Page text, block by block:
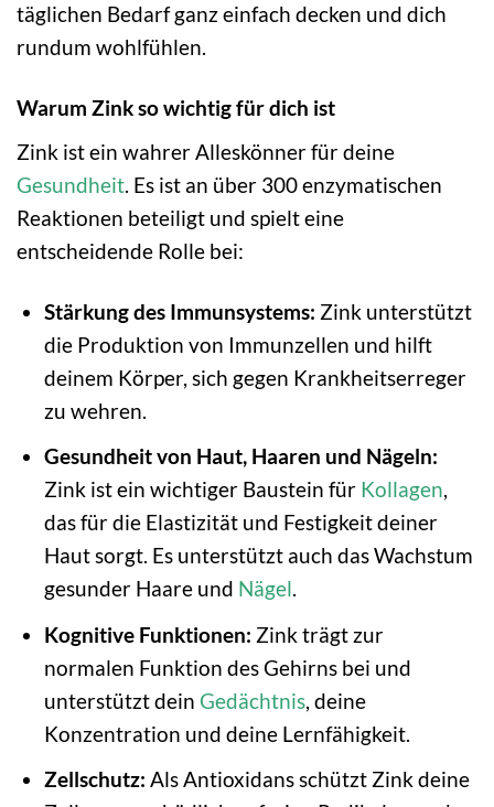
täglichen Bedarf ganz einfach decken und dich
rundum wohlfühlen.
Warum Zink so wichtig für dich ist
Zink ist ein wahrer Alleskönner für deine
Gesundheit . Es ist an über 300 enzymatischen
Reaktionen beteiligt und spielt eine
entscheidende Rolle bei:
Stärkung des Immunsystems: Zink unterstützt
die Produktion von Immunzellen und hilft
deinem Körper, sich gegen Krankheitserreger
zu wehren.
Gesundheit von Haut, Haaren und Nägeln:
Zink ist ein wichtiger Baustein für Kollagen,
das für die Elastizität und Festigkeit deiner
Haut sorgt. Es unterstützt auch das Wachstum
gesunder Haare und Nägel.
Kognitive Funktionen: Zink trägt zur
normalen Funktion des Gehirns bei und
unterstützt dein Gedächtnis, deine
Konzentration und deine Lernfähigkeit.
Zellschutz: Als Antioxidans schützt Zink deine